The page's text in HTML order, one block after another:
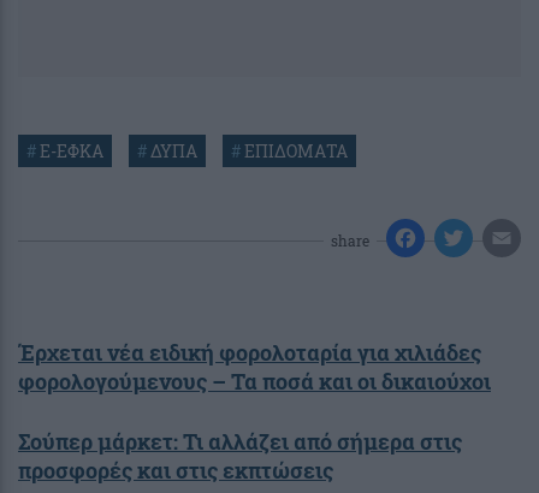
#E-ΕΦΚΑ #ΔΥΠΑ #ΕΠΙΔΟΜΑΤΑ
share
Έρχεται νέα ειδική φορολοταρία για χιλιάδες
φορολογούμενους – Τα ποσά και οι δικαιούχοι
Σούπερ μάρκετ: Τι αλλάζει από σήμερα στις
προσφορές και στις εκπτώσεις